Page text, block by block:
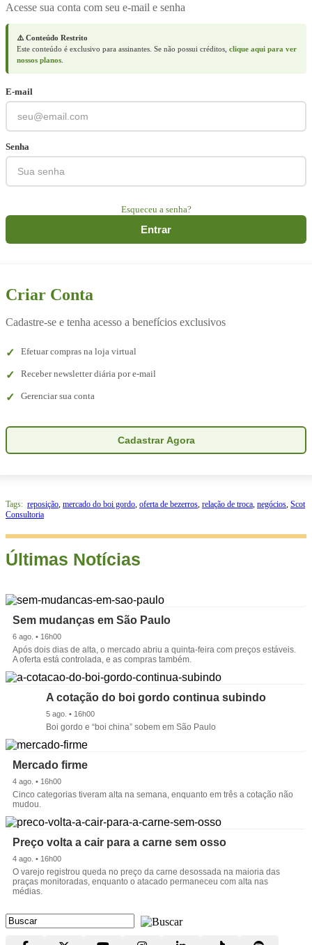
Acesse sua conta com seu e-mail e senha
⚠️ Conteúdo Restrito
Este conteúdo é exclusivo para assinantes. Se não possui créditos, clique aqui para ver
nossos planos
E-mail
Senha
Esqueceu a senha?
Entrar
Criar Conta
Cadastre-se e tenha acesso a benefícios exclusivos
Efetuar compras na loja virtual
Receber newsletter diária por e-mail
Gerenciar sua conta
Cadastrar Agora
Tags: reposição, mercado do boi gordo, oferta de bezerros, relação de troca, negócios, Scot
Consultoria
Últimas Notícias
Sem mudanças em São Paulo
6 ago. • 16h00
Após dois dias de alta, o mercado abriu a quinta-feira com preços estáveis.
A oferta está controlada, e as compras também.
A cotação do boi gordo continua subindo
5 ago. • 16h00
Boi gordo e “boi china” sobem em São Paulo
Mercado firme
4 ago. • 16h00
Cinco categorias tiveram alta na semana, enquanto em três a cotação não
mudou.
Preço volta a cair para a carne sem osso
4 ago. • 16h00
O varejo registrou queda no preço da carne desossada na maioria das
praças monitoradas, enquanto o atacado permaneceu com alta nas
médias.